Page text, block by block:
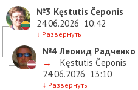
№3 Kęstutis Čeponis
24.06.2026 10:42
↓ Развернуть
№4Леонид Радченко
→
Kęstutis Čeponis
24.06.2026 13:10
↓ Развернуть